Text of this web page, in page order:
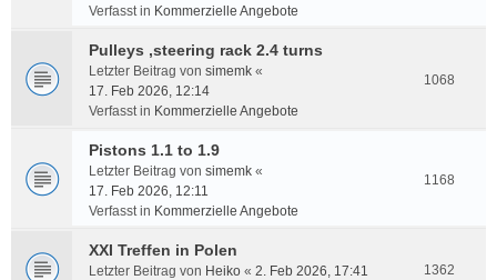
Verfasst in Kommerzielle Angebote
Pulleys ,steering rack 2.4 turns
Letzter Beitrag von simemk «
17. Feb 2026, 12:14
Verfasst in Kommerzielle Angebote
1068
Pistons 1.1 to 1.9
Letzter Beitrag von simemk «
17. Feb 2026, 12:11
Verfasst in Kommerzielle Angebote
1168
XXI Treffen in Polen
Letzter Beitrag von Heiko « 2. Feb 2026, 17:41
1362